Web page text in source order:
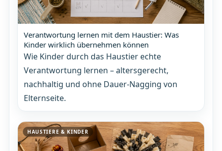
Verantwortung lernen mit dem Haustier: Was
Kinder wirklich übernehmen können
Wie Kinder durch das Haustier echte
Verantwortung lernen – altersgerecht,
nachhaltig und ohne Dauer-Nagging von
Elternseite.
HAUSTIERE & KINDER